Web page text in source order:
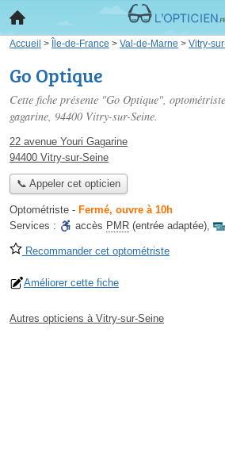
Accueil > Île-de-France > Val-de-Marne > Vitry-
Go Optique
Cette fiche présente "Go Optique",
gagarine, 94400 Vitry-sur-Seine.
22 avenue Youri Gagarine
94400 Vitry-sur-Seine
📞 Appeler cet opticien
Optométriste - Fermé, ouvre à 10h
Services :
accès PMR (entrée adaptée),
Recommander cet optométriste
Améliorer cette fiche
Autres opticiens à Vitry-sur-Seine